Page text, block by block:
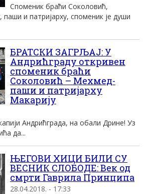
Споменик браћи Соколовић,
и патријарху, споменик је души
БРАТСКИ ЗАГРЉАЈ: У
Андрићграду откривен
споменик браћи
Соколовић – Мехмед-
паши и патријарху
Макарију
Андрићграда, на обали Дрине! Уз
да...
ЊЕГОВИ ХИЦИ БИЛИ СУ
ВЕСНИК СЛОБОДЕ: Век од
смрти Гаврила Принципа
28.04.2018. - 17:33